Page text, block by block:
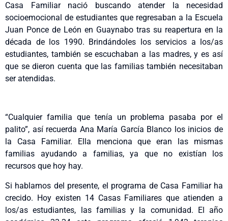
Casa Familiar nació buscando atender la necesidad
socioemocional de estudiantes que regresaban a la Escuela
Juan Ponce de León en Guaynabo tras su reapertura en la
década de los 1990. Brindándoles los servicios a los/as
estudiantes, también se escuchaban a las madres, y es así
que se dieron cuenta que las familias también necesitaban
ser atendidas.
“Cualquier familia que tenía un problema pasaba por el
palito”, así recuerda Ana María García Blanco los inicios de
la Casa Familiar. Ella menciona que eran las mismas
familias ayudando a familias, ya que no existían los
recursos que hoy hay.
Si hablamos del presente, el programa de Casa Familiar ha
crecido. Hoy existen 14 Casas Familiares que atienden a
los/as estudiantes, las familias y la comunidad. El año